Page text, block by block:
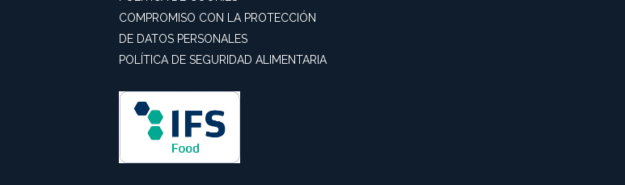
COMPROMISO CON LA PROTECCIÓN
DE DATOS PERSONALES
POLÍTICA DE SEGURIDAD ALIMENTARIA